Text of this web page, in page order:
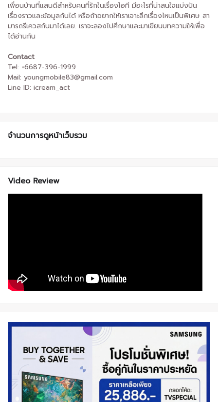
เพื่อนบ้านที่แสนดีสำหรับคนที่รักในเรื่องไอที มีอะไรที่น่าสนใจแบ่งปัน
เรื่องราวและข้อมูลกันได้ หรือถ้าอยากให้เราเจาะลึกเรื่องไหนเป็นพิเศษ สา
มารถรีเควสกันมาได้เลย. เราจะลองไปศึกษาและมาเขียนบทความให้เพื่อ
ได้อ่านกัน
Contact
Tel: +6687-396-1999
Mail: youngmobile83@gmail.com
Line ID: icream_act
จำนวนการดูหน้าเว็บรวม
Video Review